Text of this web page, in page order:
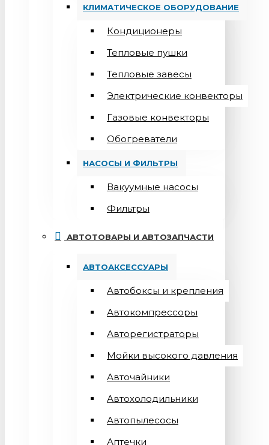
КЛИМАТИЧЕСКОЕ ОБОРУДОВАНИЕ
Кондиционеры
Teпловые пушки
Тепловые завесы
Электрические конвекторы
Газовые конвекторы
Обогреватели
НАСОСЫ И ФИЛЬТРЫ
Вакуумные насосы
Фильтры
АВТОТОВАРЫ И АВТОЗАПЧАСТИ
АВТОАКСЕССУАРЫ
Автобоксы и крепления
Автокомпрессоры
Авторегистраторы
Мойки высокого давления
Авточайники
Автохолодильники
Автопылесосы
Аптечки